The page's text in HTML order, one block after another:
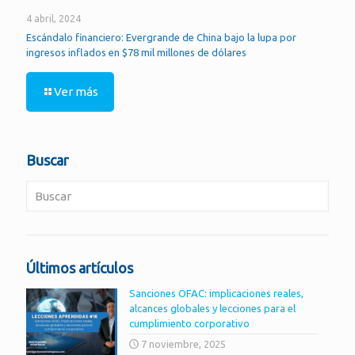
4 abril, 2024
Escándalo financiero: Evergrande de China bajo la lupa por
ingresos inflados en $78 mil millones de dólares
Ver más
Buscar
Últimos artículos
Sanciones OFAC: implicaciones reales,
alcances globales y lecciones para el
cumplimiento corporativo
7 noviembre, 2025